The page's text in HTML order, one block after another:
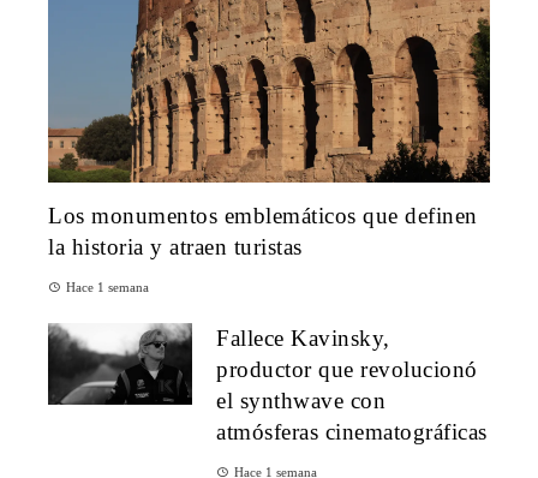
Los monumentos emblemáticos que definen
la historia y atraen turistas
Hace 1 semana
Fallece Kavinsky,
productor que revolucionó
el synthwave con
atmósferas cinematográficas
Hace 1 semana